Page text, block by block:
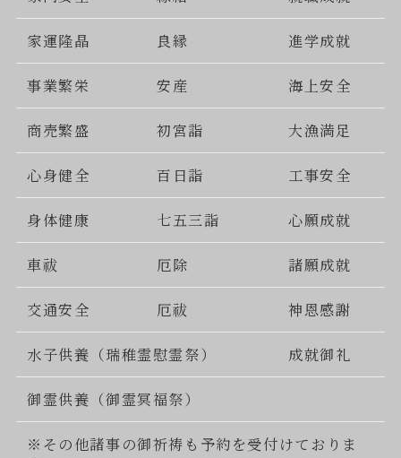
家運隆晶 良縁 進学成就
事業繁栄 安産 海上安全
商売繁盛 初宮詣 大漁満足
心身健全 百日詣 工事安全
身体健康 七五三詣 心願成就
車祓 厄除 諸願成就
交通安全 厄祓 神恩感謝
水子供養（瑞稚霊慰霊祭） 成就御礼
御霊供養（御霊冥福祭）
※その他諸事の御祈祷も予約を受付けておりま